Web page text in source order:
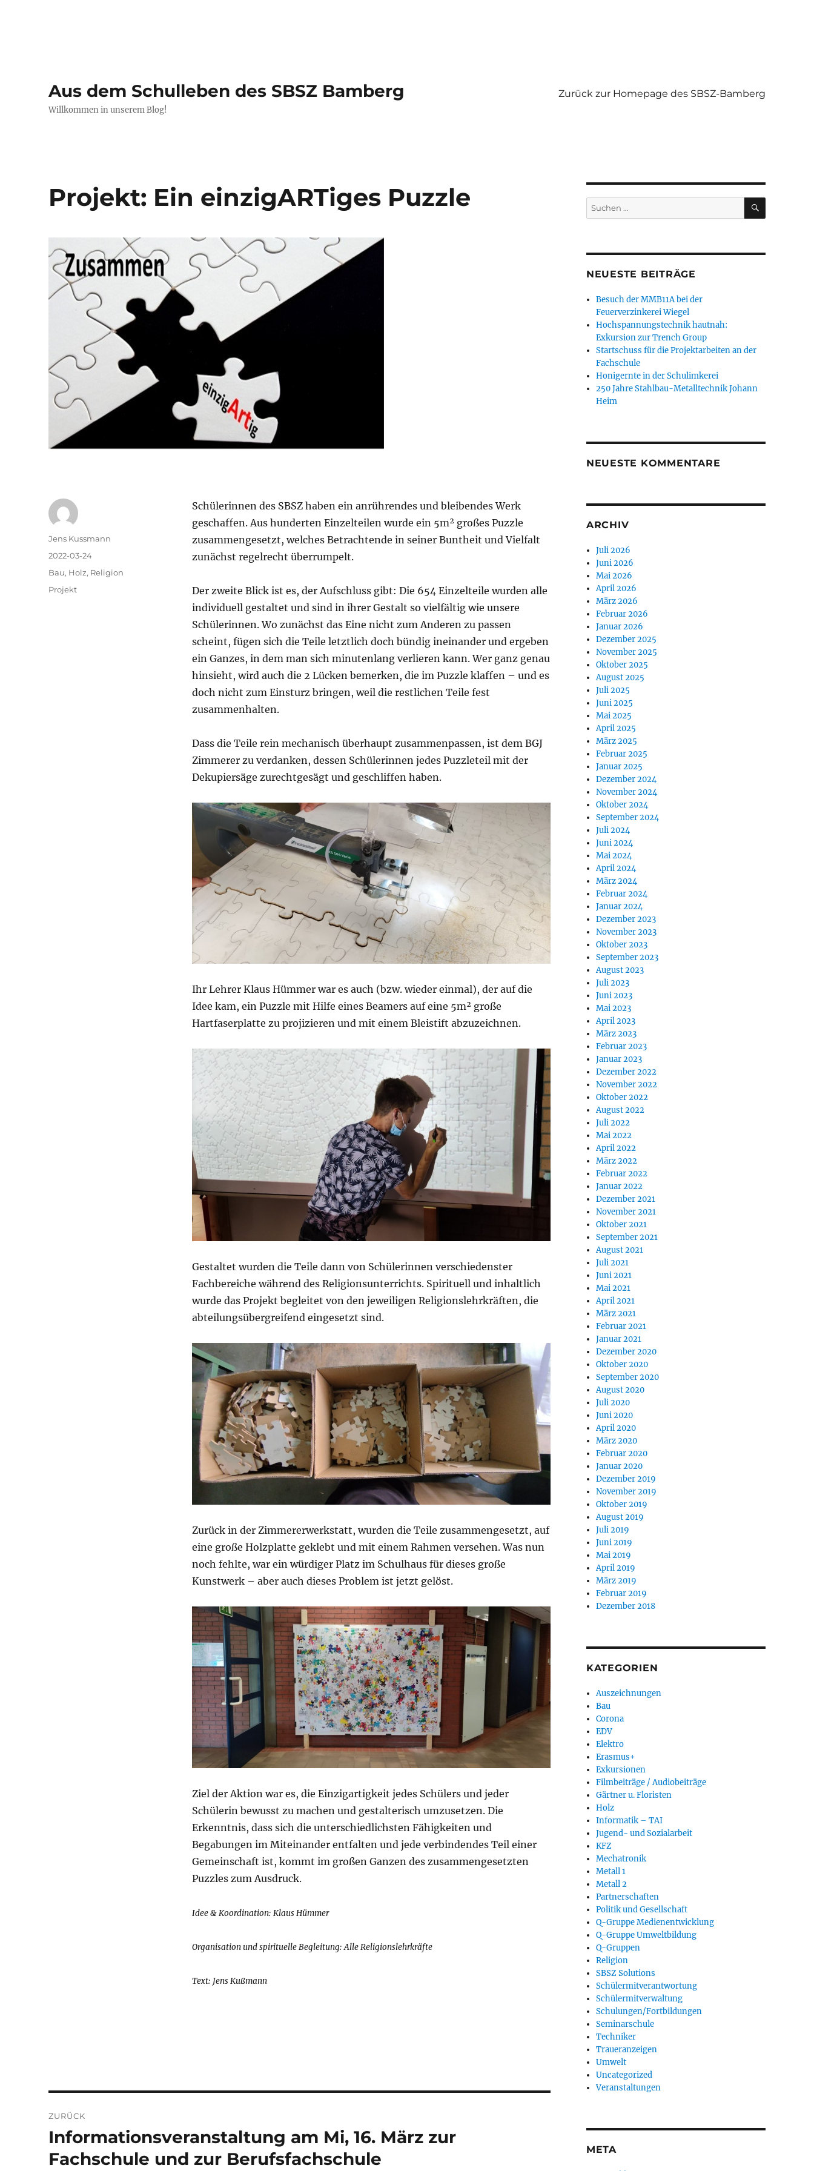
Aus dem Schulleben des SBSZ Bamberg
Willkommen in unserem Blog!
Zurück zur Homepage des SBSZ-Bamberg
Projekt: Ein einzigARTiges Puzzle
Schülerinnen des SBSZ haben ein anrührendes und bleibendes Werk
geschaffen. Aus hunderten Einzelteilen wurde ein 5m² großes Puzzle
zusammengesetzt, welches Betrachtende in seiner Buntheit und Vielfalt
zunächst regelrecht überrumpelt.
Der zweite Blick ist es, der Aufschluss gibt: Die 654 Einzelteile wurden alle
individuell gestaltet und sind in ihrer Gestalt so vielfältig wie unsere
Schülerinnen. Wo zunächst das Eine nicht zum Anderen zu passen
scheint, fügen sich die Teile letztlich doch bündig ineinander und ergeben
ein Ganzes, in dem man sich minutenlang verlieren kann. Wer ganz genau
hinsieht, wird auch die 2 Lücken bemerken, die im Puzzle klaffen – und es
doch nicht zum Einsturz bringen, weil die restlichen Teile fest
zusammenhalten.
Dass die Teile rein mechanisch überhaupt zusammenpassen, ist dem BGJ
Zimmerer zu verdanken, dessen Schülerinnen jedes Puzzleteil mit der
Dekupiersäge zurechtgesägt und geschliffen haben.
Ihr Lehrer Klaus Hümmer war es auch (bzw. wieder einmal), der auf die
Idee kam, ein Puzzle mit Hilfe eines Beamers auf eine 5m² große
Hartfaserplatte zu projizieren und mit einem Bleistift abzuzeichnen.
Gestaltet wurden die Teile dann von Schülerinnen verschiedenster
Fachbereiche während des Religionsunterrichts. Spirituell und inhaltlich
wurde das Projekt begleitet von den jeweiligen Religionslehrkräften, die
abteilungsübergreifend eingesetzt sind.
Zurück in der Zimmererwerkstatt, wurden die Teile zusammengesetzt, auf
eine große Holzplatte geklebt und mit einem Rahmen versehen. Was nun
noch fehlte, war ein würdiger Platz im Schulhaus für dieses große
Kunstwerk – aber auch dieses Problem ist jetzt gelöst.
Ziel der Aktion war es, die Einzigartigkeit jedes Schülers und jeder
Schülerin bewusst zu machen und gestalterisch umzusetzen. Die
Erkenntnis, dass sich die unterschiedlichsten Fähigkeiten und
Begabungen im Miteinander entfalten und jede verbindendes Teil einer
Gemeinschaft ist, kommt im großen Ganzen des zusammengesetzten
Puzzles zum Ausdruck.
Idee & Koordination: Klaus Hümmer
Organisation und spirituelle Begleitung: Alle Religionslehrkräfte
Text: Jens Kußmann
Autor
Jens Kussmann
Veröffentlicht
2022-03-24
Kategorien
Bau, Holz, Religion
Schlagwörter
Projekt
ZURÜCK
Vorheriger
Beitrag:
Informationsveranstaltung am Mi, 16. März zur
Fachschule und zur Berufsfachschule
Suchen
nach:
SUCHEN
NEUESTE BEITRÄGE
Besuch der MMB11A bei der
Feuerverzinkerei Wiegel
Hochspannungstechnik hautnah:
Exkursion zur Trench Group
Startschuss für die Projektarbeiten an der
Fachschule
Honigernte in der Schulimkerei
250 Jahre Stahlbau-Metalltechnik Johann
Heim
NEUESTE KOMMENTARE
ARCHIV
Juli 2026
Juni 2026
Mai 2026
April 2026
März 2026
Februar 2026
Januar 2026
Dezember 2025
November 2025
Oktober 2025
August 2025
Juli 2025
Juni 2025
Mai 2025
April 2025
März 2025
Februar 2025
Januar 2025
Dezember 2024
November 2024
Oktober 2024
September 2024
Juli 2024
Juni 2024
Mai 2024
April 2024
März 2024
Februar 2024
Januar 2024
Dezember 2023
November 2023
Oktober 2023
September 2023
August 2023
Juli 2023
Juni 2023
Mai 2023
April 2023
März 2023
Februar 2023
Januar 2023
Dezember 2022
November 2022
Oktober 2022
August 2022
Juli 2022
Mai 2022
April 2022
März 2022
Februar 2022
Januar 2022
Dezember 2021
November 2021
Oktober 2021
September 2021
August 2021
Juli 2021
Juni 2021
Mai 2021
April 2021
März 2021
Februar 2021
Januar 2021
Dezember 2020
Oktober 2020
September 2020
August 2020
Juli 2020
Juni 2020
April 2020
März 2020
Februar 2020
Januar 2020
Dezember 2019
November 2019
Oktober 2019
August 2019
Juli 2019
Juni 2019
Mai 2019
April 2019
März 2019
Februar 2019
Dezember 2018
KATEGORIEN
Auszeichnungen
Bau
Corona
EDV
Elektro
Erasmus+
Exkursionen
Filmbeiträge / Audiobeiträge
Gärtner u. Floristen
Holz
Informatik – TAI
Jugend- und Sozialarbeit
KFZ
Mechatronik
Metall 1
Metall 2
Partnerschaften
Politik und Gesellschaft
Q-Gruppe Medienentwicklung
Q-Gruppe Umweltbildung
Q-Gruppen
Religion
SBSZ Solutions
Schülermitverantwortung
Schülermitverwaltung
Schulungen/Fortbildungen
Seminarschule
Techniker
Traueranzeigen
Umwelt
Uncategorized
Veranstaltungen
META